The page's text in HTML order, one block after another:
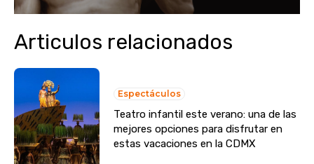
Articulos relacionados
Espectáculos
Teatro infantil este verano: una de las
mejores opciones para disfrutar en
estas vacaciones en la CDMX